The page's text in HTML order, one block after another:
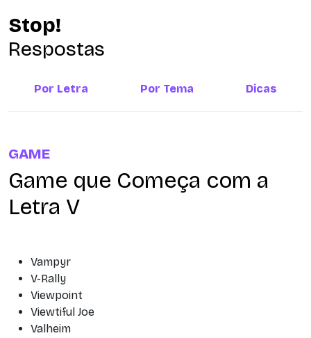
Stop!
Respostas
Por Letra Por Tema Dicas
GAME
Game que Começa com a
Letra V
Vampyr
V-Rally
Viewpoint
Viewtiful Joe
Valheim